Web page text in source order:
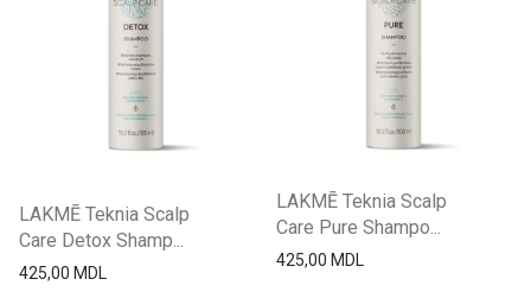
LAKMĒ Teknia Scalp
Care Detox Shamp...
425,00 MDL
LAKMĒ Teknia Scalp
Care Pure Shampo...
425,00 MDL